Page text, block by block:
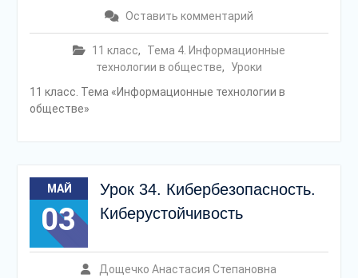
Оставить комментарий
11 класс,
Тема 4. Информационные
технологии в обществе,
Уроки
11 класс. Тема «Информационные технологии в
обществе»
МАЙ
03
Урок 34. Кибербезопасность.
Киберустойчивость
Дощечко Анастасия Степановна